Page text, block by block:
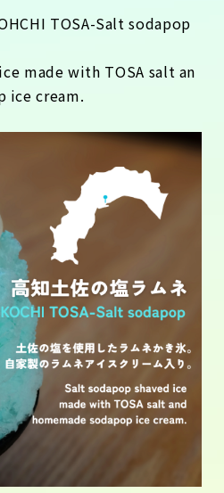
TOSA-Salt sodapop
made with TOSA salt an
ice cream.